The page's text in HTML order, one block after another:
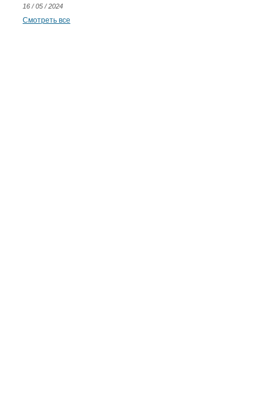
16 / 05 / 2024
Смотреть все